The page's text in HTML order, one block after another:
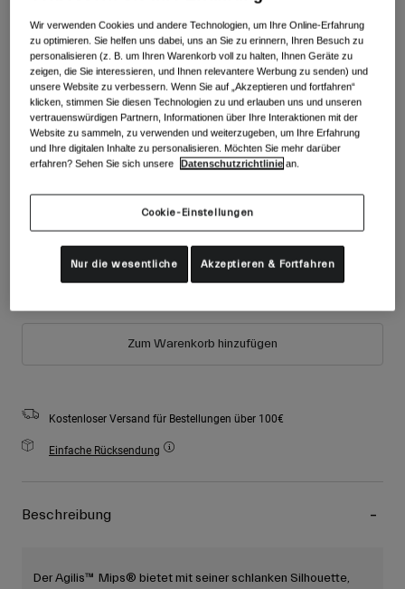
Goggles
Handschuhe
Ersatzteile
Alle anzeigen
Alle anzeigen
Verwendungszweck
All Mountain
Backcountry
Alle anzeigen
Farben -Black/Hi Viz
ausgewählt
M L
Zum Warenkorb hinzufügen
Kostenloser Versand für Bestellungen über 100€
Einfache Rücksendung
Beschreibung
Der Agilis™ Mips® bietet mit seiner schlanken Silhouette,
Wir verwenden Cookies und andere Technologien, um Ihre Online-Erfahrung
zu optimieren. Sie helfen uns dabei, uns an Sie zu erinnern, Ihren Besuch zu
personalisieren (z. B. um Ihren Warenkorb voll zu halten, Ihnen Geräte zu
zeigen, die Sie interessieren, und Ihnen relevantere Werbung zu senden) und
unsere Website zu verbessern. Wenn Sie auf „Akzeptieren und fortfahren“
klicken, stimmen Sie diesen Technologien zu und erlauben uns und unseren
vertrauenswürdigen Partnern, Informationen über Ihre Interaktionen mit der
Website zu sammeln, zu verwenden und weiterzugeben, um Ihre Erfahrung
und Ihre digitalen Inhalte zu personalisieren. Möchten Sie mehr darüber
erfahren? Sehen Sie sich unsere
Datenschutzrichtlinie an.
Cookie-Einstellungen
Nur die wesentliche Akzeptieren & Fortfahren